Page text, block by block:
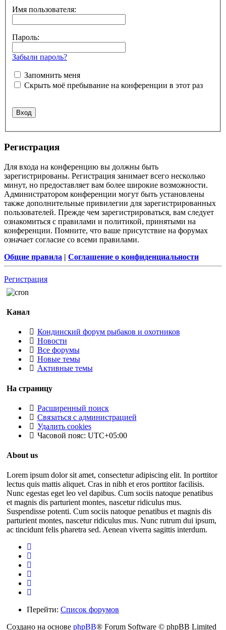
Имя пользователя:
Пароль:
Забыли пароль?
Запомнить меня
Скрыть моё пребывание на конференции в этот раз
Регистрация
Для входа на конференцию вы должны быть
зарегистрированы. Регистрация занимает всего несколько
минут, но предоставляет вам более широкие возможности.
Администратором конференции могут быть установлены
также дополнительные привилегии для зарегистрированных
пользователей. Прежде чем зарегистрироваться, вам следует
ознакомиться с правилами и политикой, принятыми на
конференции. Помните, что ваше присутствие на форумах
означает согласие со всеми правилами.
Общие правила | Соглашение о конфиденциальности
Регистрация
Канал
Кондинский форум рыбаков и охотников
Новости
Все форумы
Новые темы
Активные темы
На страницу
Расширенный поиск
Связаться с администрацией
Удалить cookies
Часовой пояс: UTC+05:00
About us
Lorem ipsum dolor sit amet, consectetur adipiscing elit. In porttitor
lectus quis mattis aliquet. Cras in nibh et eros porttitor facilisis.
Nunc egestas eget leo vel dapibus. Cum sociis natoque penatibus
et magnis dis parturient montes, nascetur ridiculus mus.
Suspendisse potenti. Cum sociis natoque penatibus et magnis dis
parturient montes, nascetur ridiculus mus. Nunc rutrum dui ipsum,
ac tincidunt felis pharetra sed. Aenean viverra sagittis interdum.
Перейти: Список форумов
Создано на основе phpBB® Forum Software © phpBB Limited